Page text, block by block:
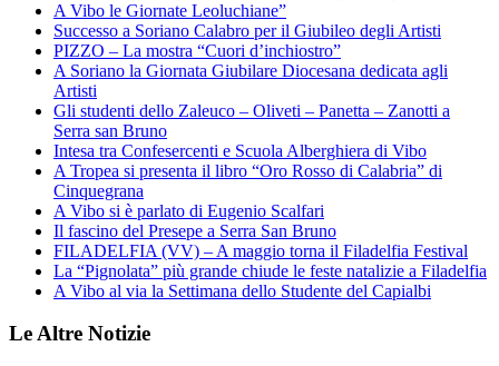
A Vibo le Giornate Leoluchiane”
Successo a Soriano Calabro per il Giubileo degli Artisti
PIZZO – La mostra “Cuori d’inchiostro”
A Soriano la Giornata Giubilare Diocesana dedicata agli
Artisti
Gli studenti dello Zaleuco – Oliveti – Panetta – Zanotti a
Serra san Bruno
Intesa tra Confesercenti e Scuola Alberghiera di Vibo
A Tropea si presenta il libro “Oro Rosso di Calabria” di
Cinquegrana
A Vibo si è parlato di Eugenio Scalfari
Il fascino del Presepe a Serra San Bruno
FILADELFIA (VV) – A maggio torna il Filadelfia Festival
La “Pignolata” più grande chiude le feste natalizie a Filadelfia
A Vibo al via la Settimana dello Studente del Capialbi
Le Altre Notizie